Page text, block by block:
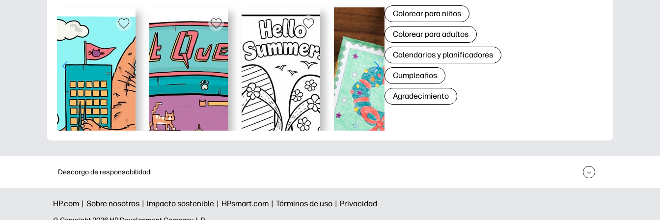
Colorear para niños
Colorear para adultos
Calendarios y planificadores
Cumpleaños
Agradecimiento
Descargo de responsabilidad
HP.com | Sobre nosotros | Impacto sostenible | HPsmart.com | Términos de uso | Privacidad